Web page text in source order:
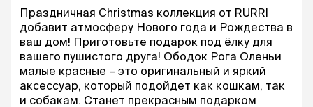
Праздничная Christmas коллекция от RURRI
добавит атмосферу Нового года и Рождества в
ваш дом! Приготовьте подарок под ёлку для
вашего пушистого друга! Ободок Рога Оленьи
малые красные – это оригинальный и яркий
аксессуар, который подойдет как кошкам, так
и собакам. Станет прекрасным подарком